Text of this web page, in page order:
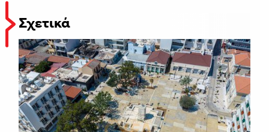
Σχετικά